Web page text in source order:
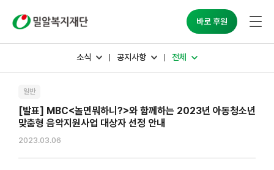
바로 후원
소식 공지사항 전체
일반
[발표] MBC<놀면뭐하니?>와 함께하는 2023년 아동청소년
맞춤형 음악지원사업 대상자 선정 안내
2023.03.06